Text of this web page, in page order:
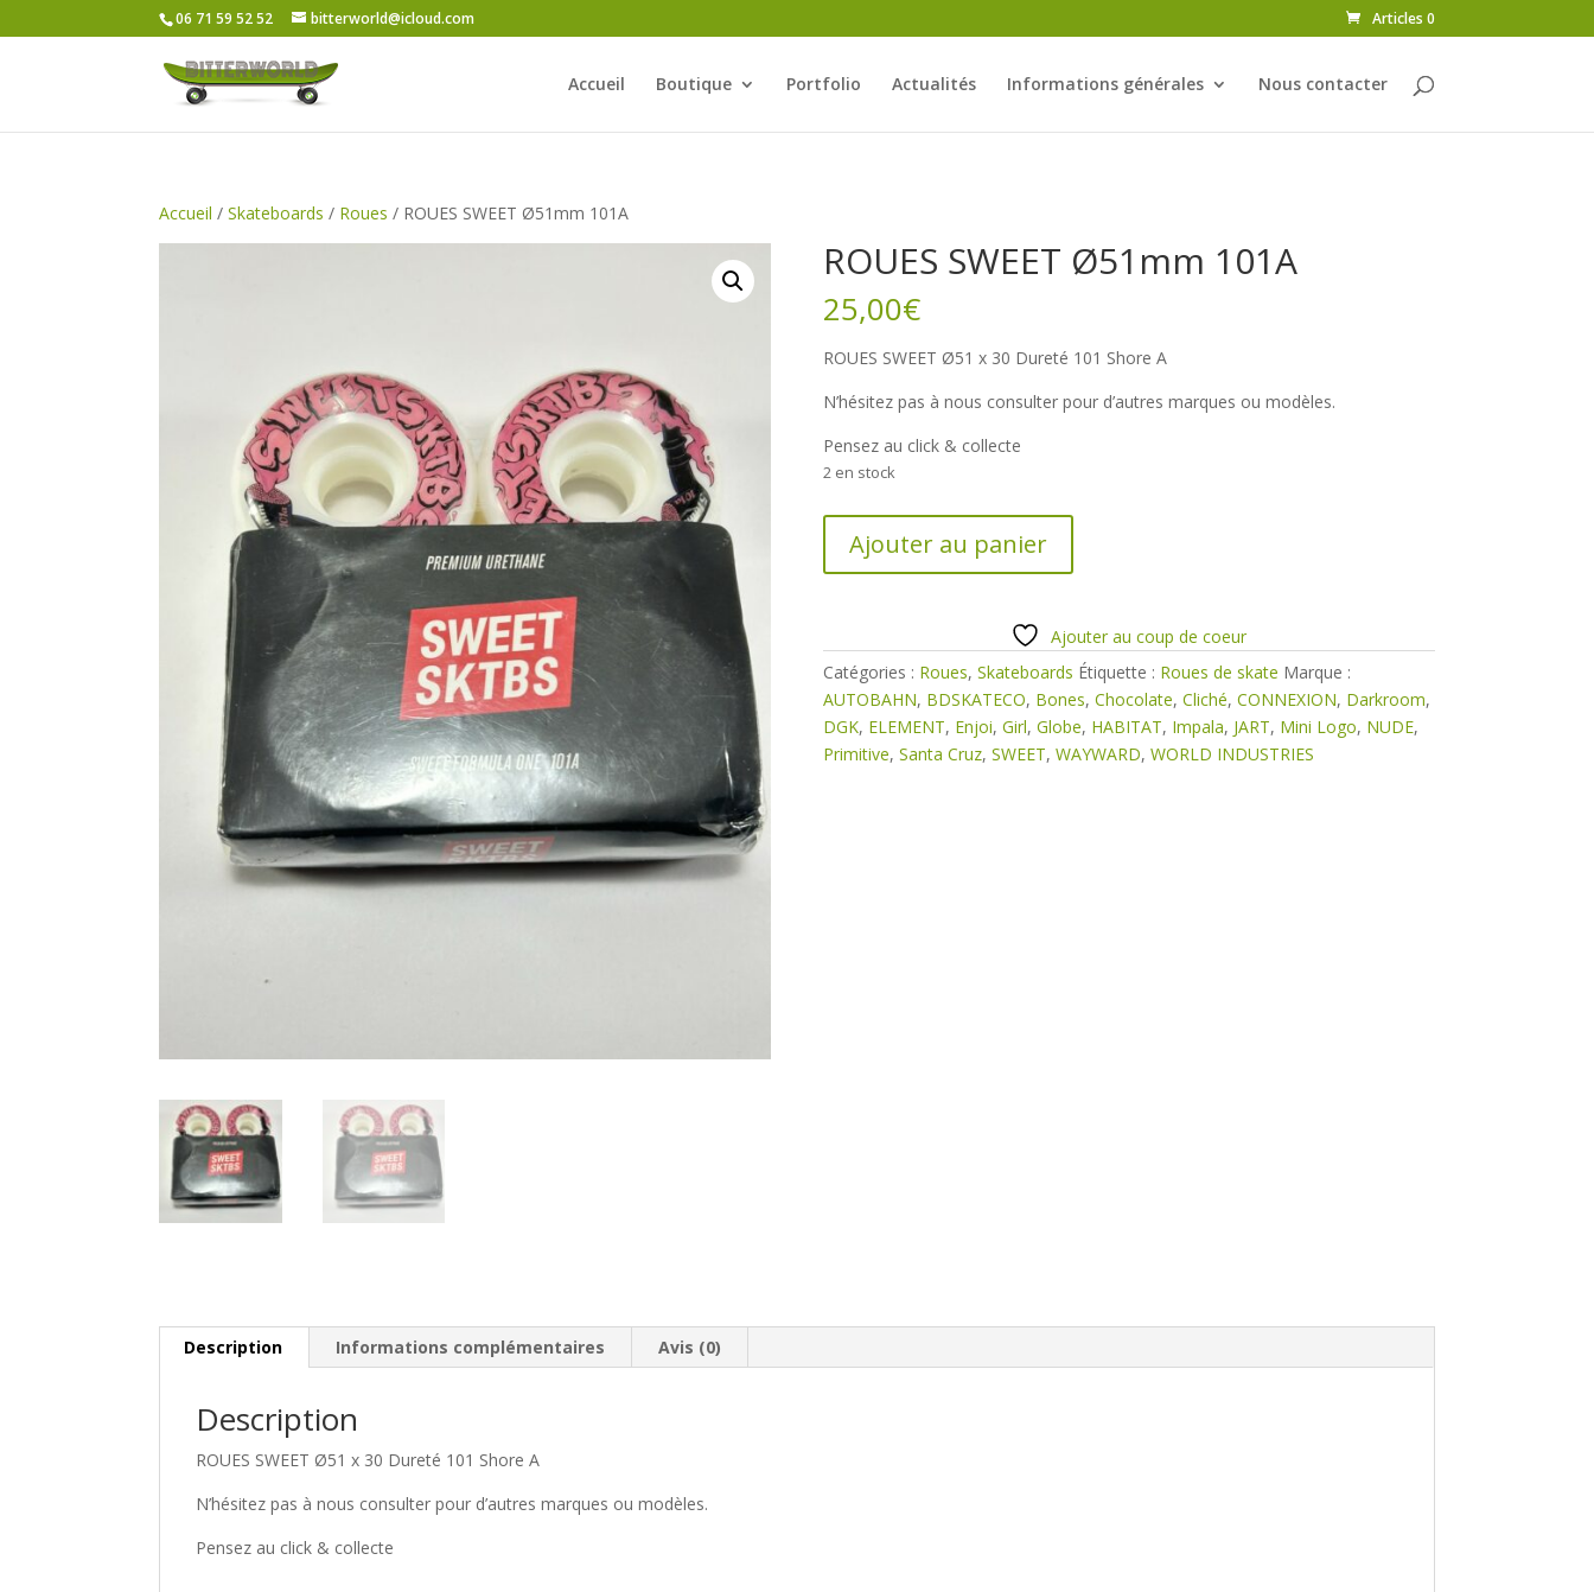
06 71 59 52 52 bitterworld@icloud.com Articles 0
Accueil Boutique Portfolio Actualités Informations générales Nous contacter
Accueil /Skateboards / Roues / ROUES SWEET Ø51mm 101A
ROUES SWEET Ø51mm 101A
25,00€
ROUES SWEET Ø51 x 30 Dureté 101 Shore A
N’hésitez pas à nous consulter pour d’autres marques ou modèles.
Pensez au click & collecte
2 en stock
ROUES
101A
Ajouter au panier
Ajouter au coup de coeur
Catégories : Roues, Skateboards Étiquette : Roues de skate Marque :
AUTOBAHN, BDSKATECO, Bones, Chocolate, Cliché, CONNEXION, Darkroom,
DGK, ELEMENT, Enjoi, Girl, Globe, HABITAT, Impala, JART, Mini Logo, NUDE,
Primitive, Santa Cruz, SWEET, WAYWARD, WORLD INDUSTRIES
Description Informations complémentaires Avis (0)
Description
ROUES SWEET Ø51 x 30 Dureté 101 Shore A
N’hésitez pas à nous consulter pour d’autres marques ou modèles.
Pensez au click & collecte